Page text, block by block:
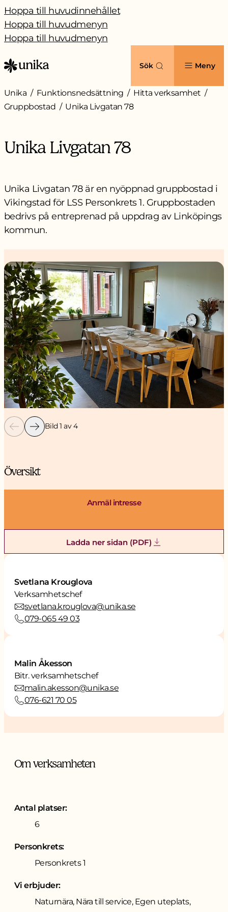
Hoppa till huvudinnehållet
Hoppa till huvudmenyn
Hoppa till huvudmenyn
Sök Meny
Unika Funktionsnedsättning
Hitta verksamhet
Gruppbostad
Unika Livgatan 78
Unika Livgatan 78
Unika Livgatan 78 är en nyöppnad gruppbostad i
Vikingstad för LSS Personkrets 1. Gruppbostaden
bedrivs på entreprenad på uppdrag av Linköpings
kommun.
Bild 1 av 4
Översikt
Anmäl intresse
Ladda ner sidan (PDF)
Svetlana Krouglova
Verksamhetschef
svetlana.krouglova@unika.se
079-065 49 03
Malin Åkesson
Bitr. verksamhetschef
malin.akesson@unika.se
076-621 70 05
Om verksamheten
Antal platser:
6
Personkrets:
Personkrets 1
Vi erbjuder:
Naturnära, Nära till service, Egen uteplats,